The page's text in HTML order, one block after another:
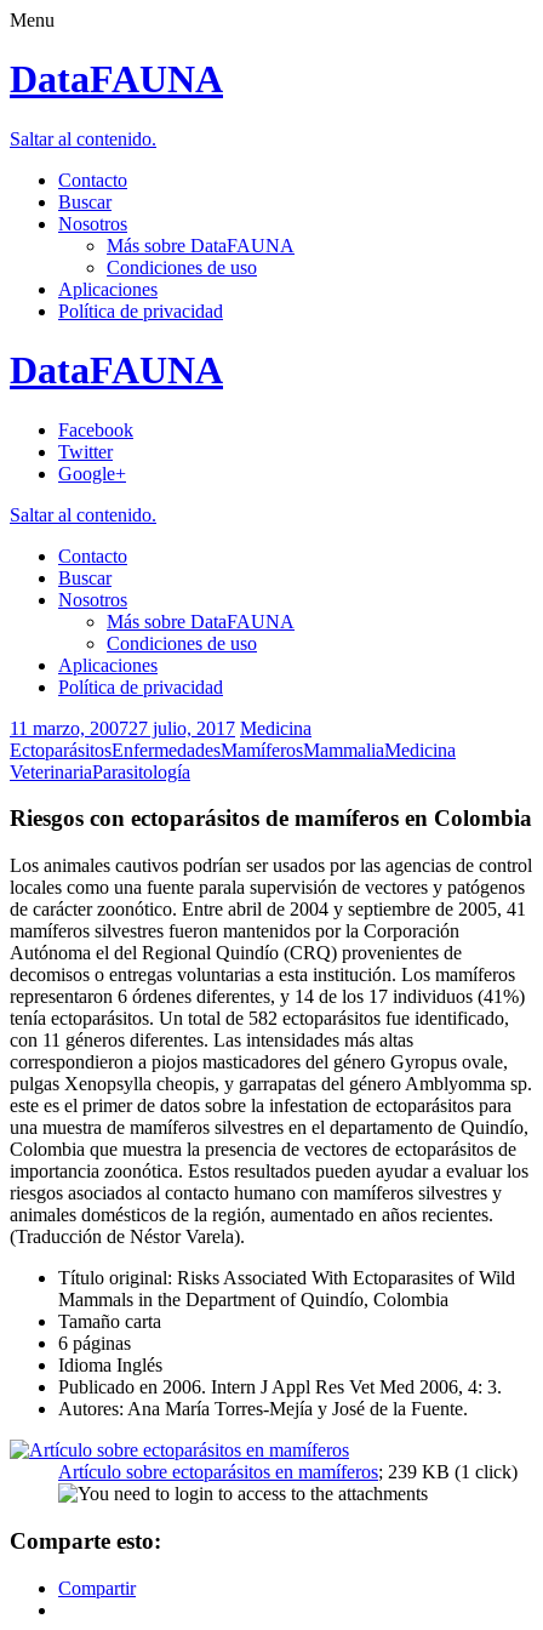
Menu
DataFAUNA
Saltar al contenido.
Contacto
Buscar
Nosotros
Más sobre DataFAUNA
Condiciones de uso
Aplicaciones
Política de privacidad
DataFAUNA
Facebook
Twitter
Google+
Saltar al contenido.
Contacto
Buscar
Nosotros
Más sobre DataFAUNA
Condiciones de uso
Aplicaciones
Política de privacidad
11 marzo, 200727 julio, 2017 Medicina
EctoparásitosEnfermedadesMamíferosMammaliaMedicina
VeterinariaParasitología
Riesgos con ectoparásitos de mamíferos en Colombia
Los animales cautivos podrían ser usados por las agencias de control
locales como una fuente parala supervisión de vectores y patógenos
de carácter zoonótico. Entre abril de 2004 y septiembre de 2005, 41
mamíferos silvestres fueron mantenidos por la Corporación
Autónoma el del Regional Quindío (CRQ) provenientes de
decomisos o entregas voluntarias a esta institución. Los mamíferos
representaron 6 órdenes diferentes, y 14 de los 17 individuos (41%)
tenía ectoparásitos. Un total de 582 ectoparásitos fue identificado,
con 11 géneros diferentes. Las intensidades más altas
correspondieron a piojos masticadores del género Gyropus ovale,
pulgas Xenopsylla cheopis, y garrapatas del género Amblyomma sp.
este es el primer de datos sobre la infestation de ectoparásitos para
una muestra de mamíferos silvestres en el departamento de Quindío,
Colombia que muestra la presencia de vectores de ectoparásitos de
importancia zoonótica. Estos resultados pueden ayudar a evaluar los
riesgos asociados al contacto humano con mamíferos silvestres y
animales domésticos de la región, aumentado en años recientes.
(Traducción de Néstor Varela).
Título original: Risks Associated With Ectoparasites of Wild
Mammals in the Department of Quindío, Colombia
Tamaño carta
6 páginas
Idioma Inglés
Publicado en 2006. Intern J Appl Res Vet Med 2006, 4: 3.
Autores: Ana María Torres-Mejía y José de la Fuente.
Artículo sobre ectoparásitos en mamíferos; 239 KB (1 click)
Comparte esto:
Compartir